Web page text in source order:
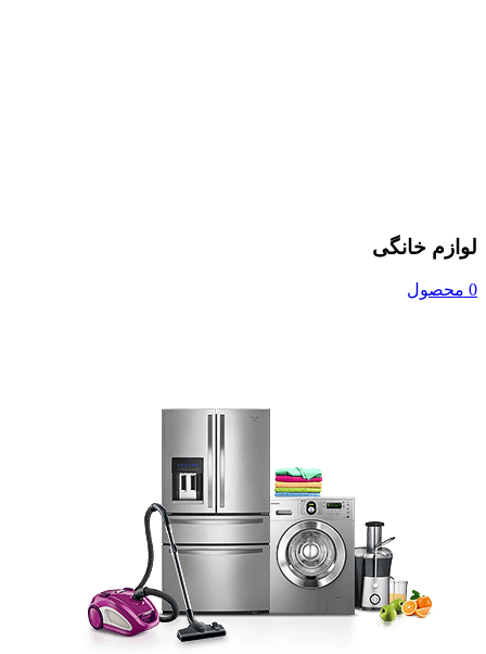
لوازم خانگی
0 محصول